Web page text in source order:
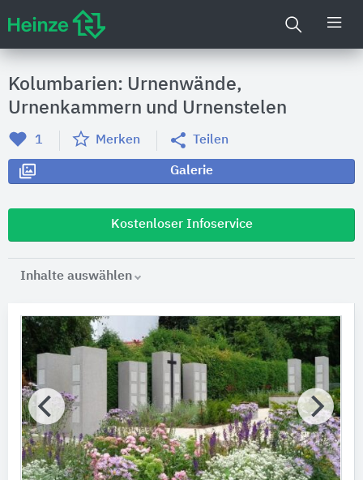
Kolumbarien: Urnenwände,
Urnenkammern und Urnenstelen
1 Merken Teilen
Galerie
Kostenloser Infoservice
Inhalte auswählen